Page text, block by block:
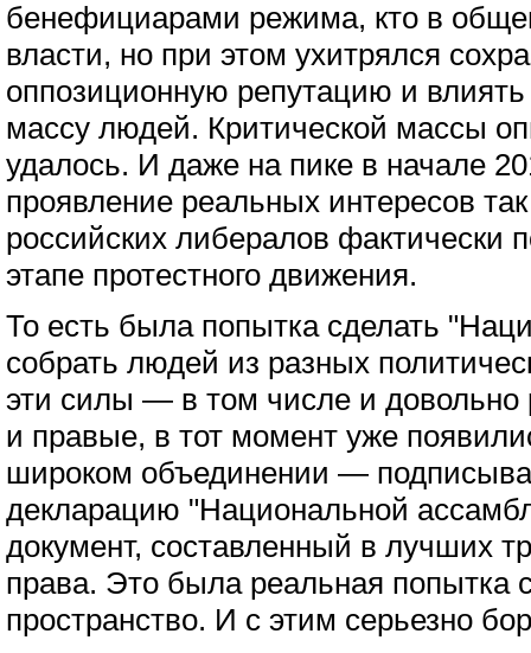
бенефициарами режима, кто в
власти, но при этом ухитрялся
оппозиционную репутацию и
массу людей. Критической массы
удалось. И даже на пике в начале
проявление реальных интересов
российских либералов фактически
этапе протестного движения.
То есть была попытка сделать
собрать людей из разных
эти силы — в том числе и
и правые, в тот момент уже
широком объединении —
декларацию "Национальной
документ, составленный в лучших
права. Это была реальная попытка
пространство. И с этим серьезно